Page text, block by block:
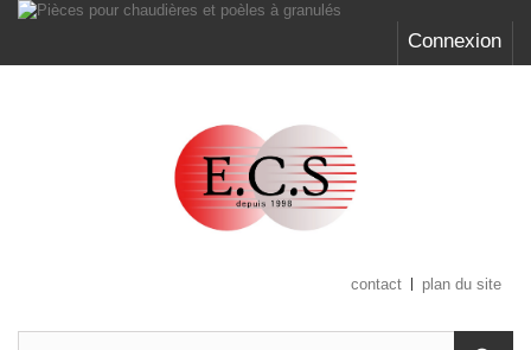
Connexion
contact plan du site